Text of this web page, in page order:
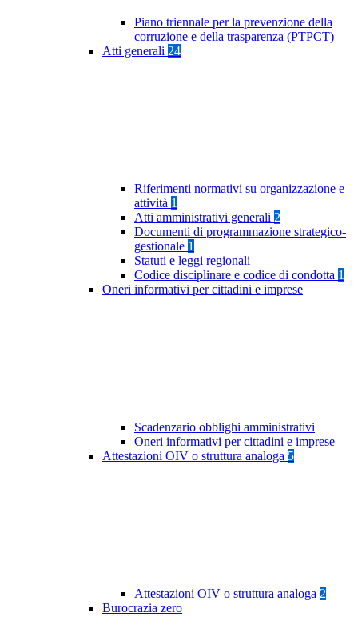
Piano triennale per la prevenzione della
corruzione e della trasparenza (PTPCT)
Atti generali 24
Riferimenti normativi su organizzazione e
attività 1
Atti amministrativi generali 2
Documenti di programmazione strategico-
gestionale 1
Statuti e leggi regionali
Codice disciplinare e codice di condotta 1
Oneri informativi per cittadini e imprese
Scadenzario obblighi amministrativi
Oneri informativi per cittadini e imprese
Attestazioni OIV o struttura analoga 5
Attestazioni OIV o struttura analoga 2
Burocrazia zero